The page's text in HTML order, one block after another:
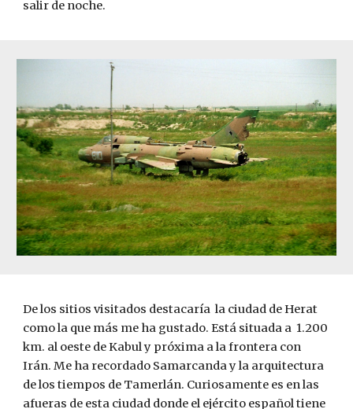
salir de noche.
De los sitios visitados destacaría  la ciudad de Herat
como la que más me ha gustado. Está situada a  1.200
km. al oeste de Kabul y próxima a la frontera con
Irán. Me ha recordado Samarcanda y la arquitectura
de los tiempos de Tamerlán. Curiosamente es en las
afueras de esta ciudad donde el ejército español tiene